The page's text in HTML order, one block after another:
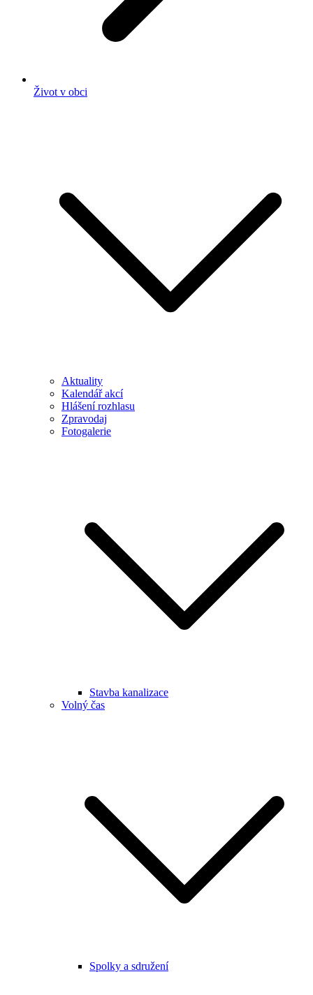
Život v obci
Aktuality
Kalendář akcí
Hlášení rozhlasu
Zpravodaj
Fotogalerie
Stavba kanalizace
Volný čas
Spolky a sdružení